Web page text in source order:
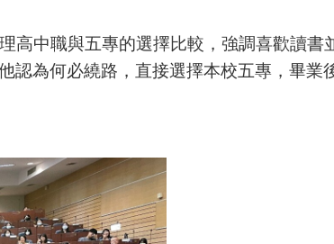
高中職與五專的選擇比較，強調喜歡讀
認為何必繞路，直接選擇本校五專，畢